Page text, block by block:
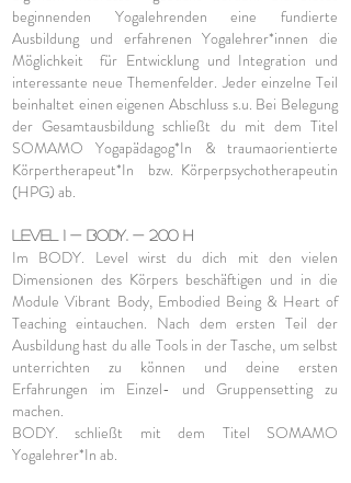
beginnenden Yogalehrenden eine fundierte
Ausbildung und erfahrenen Yogalehrer*innen die
Möglichkeit für Entwicklung und Integration und
interessante neue Themenfelder. Jeder einzelne Teil
beinhaltet einen eigenen Abschluss s.u. Bei Belegung
der Gesamtausbildung schließt du mit dem Titel
SOMAMO Yogapädagog*In & traumaorientierte
Körpertherapeut*In bzw. Körperpsychotherapeutin
(HPG) ab.
Level 1 - BODY. - 200 h
Im BODY. Level wirst du dich mit den vielen
Dimensionen des Körpers beschäftigen und in die
Module Vibrant Body, Embodied Being & Heart of
Teaching eintauchen. Nach dem ersten Teil der
Ausbildung hast du alle Tools in der Tasche, um selbst
unterrichten zu können und deine ersten
Erfahrungen im Einzel- und Gruppensetting zu
machen.
BODY. schließt mit dem Titel SOMAMO
Yogalehrer*In ab.